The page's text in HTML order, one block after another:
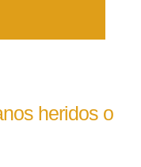
heridos o